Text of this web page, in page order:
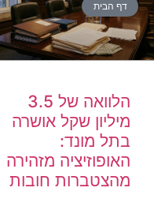
דף הבית
הלוואה של 3.5
מיליון שקל אושרה
בתל מונד:
האופוזיציה מזהירה
מהצטברות חובות